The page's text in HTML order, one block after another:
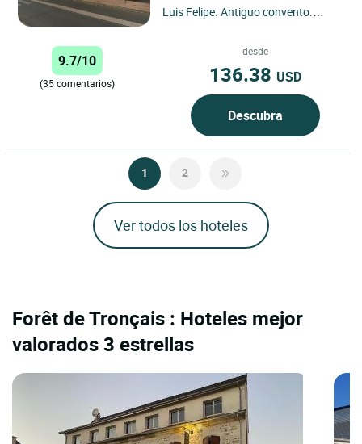
Luis Felipe. Antiguo convento.
9.7/10
(35 comentarios)
desde
136.38 USD
Descubra
1 2
Ver todos los hoteles
Forêt de Tronçais : Hoteles mejor
valorados 3 estrellas